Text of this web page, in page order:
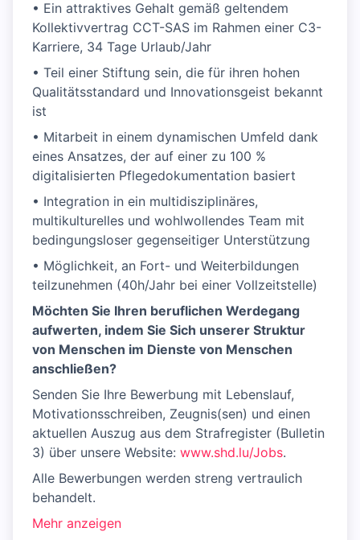
• Ein attraktives Gehalt gemäß geltendem
Kollektivvertrag CCT-SAS im Rahmen einer C3-
Karriere, 34 Tage Urlaub/Jahr
• Teil einer Stiftung sein, die für ihren hohen
Qualitätsstandard und Innovationsgeist bekannt
ist
• Mitarbeit in einem dynamischen Umfeld dank
eines Ansatzes, der auf einer zu 100 %
digitalisierten Pflegedokumentation basiert
• Integration in ein multidisziplinäres,
multikulturelles und wohlwollendes Team mit
bedingungsloser gegenseitiger Unterstützung
• Möglichkeit, an Fort- und Weiterbildungen
teilzunehmen (40h/Jahr bei einer Vollzeitstelle)
Möchten Sie Ihren beruflichen Werdegang
aufwerten, indem Sie Sich unserer Struktur
von Menschen im Dienste von Menschen
anschließen?
Senden Sie Ihre Bewerbung mit Lebenslauf,
Motivationsschreiben, Zeugnis(sen) und einen
aktuellen Auszug aus dem Strafregister (Bulletin
3) über unsere Website: www.shd.lu/Jobs.
Alle Bewerbungen werden streng vertraulich
behandelt.
Mehr anzeigen